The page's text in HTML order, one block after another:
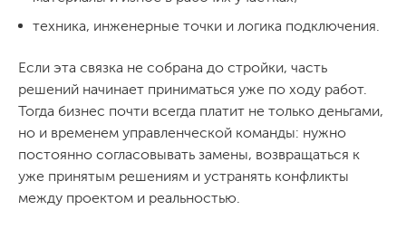
техника, инженерные точки и логика подключения.
Если эта связка не собрана до стройки, часть
решений начинает приниматься уже по ходу работ.
Тогда бизнес почти всегда платит не только деньгами,
но и временем управленческой команды: нужно
постоянно согласовывать замены, возвращаться к
уже принятым решениям и устранять конфликты
между проектом и реальностью.